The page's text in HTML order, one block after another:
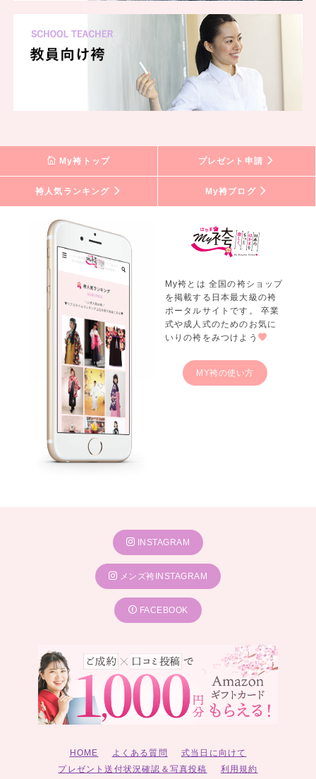
My袴トップ プレゼント申請
袴人気ランキング My袴ブログ
My袴とは 全国の袴ショップ
を掲載する日本最大級の袴
ポータルサイトです。 卒業
式や成人式のためのお気に
いりの袴をみつけよう
MY袴の使い方
INSTAGRAM
メンズ袴INSTAGRAM
FACEBOOK
HOME よくある質問
式当日に向けて
プレゼント送付状況確認＆写真投稿
利用規約